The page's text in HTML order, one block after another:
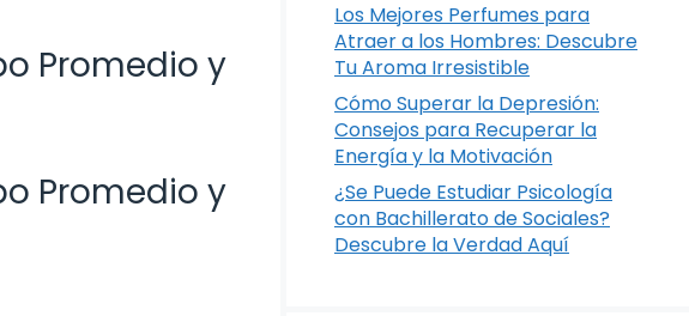
Promedio y
Promedio y
Los Mejores Perfumes para
Atraer a los Hombres: Descubre
Tu Aroma Irresistible
Cómo Superar la Depresión:
Consejos para Recuperar la
Energía y la Motivación
¿Se Puede Estudiar Psicología
con Bachillerato de Sociales?
Descubre la Verdad Aquí